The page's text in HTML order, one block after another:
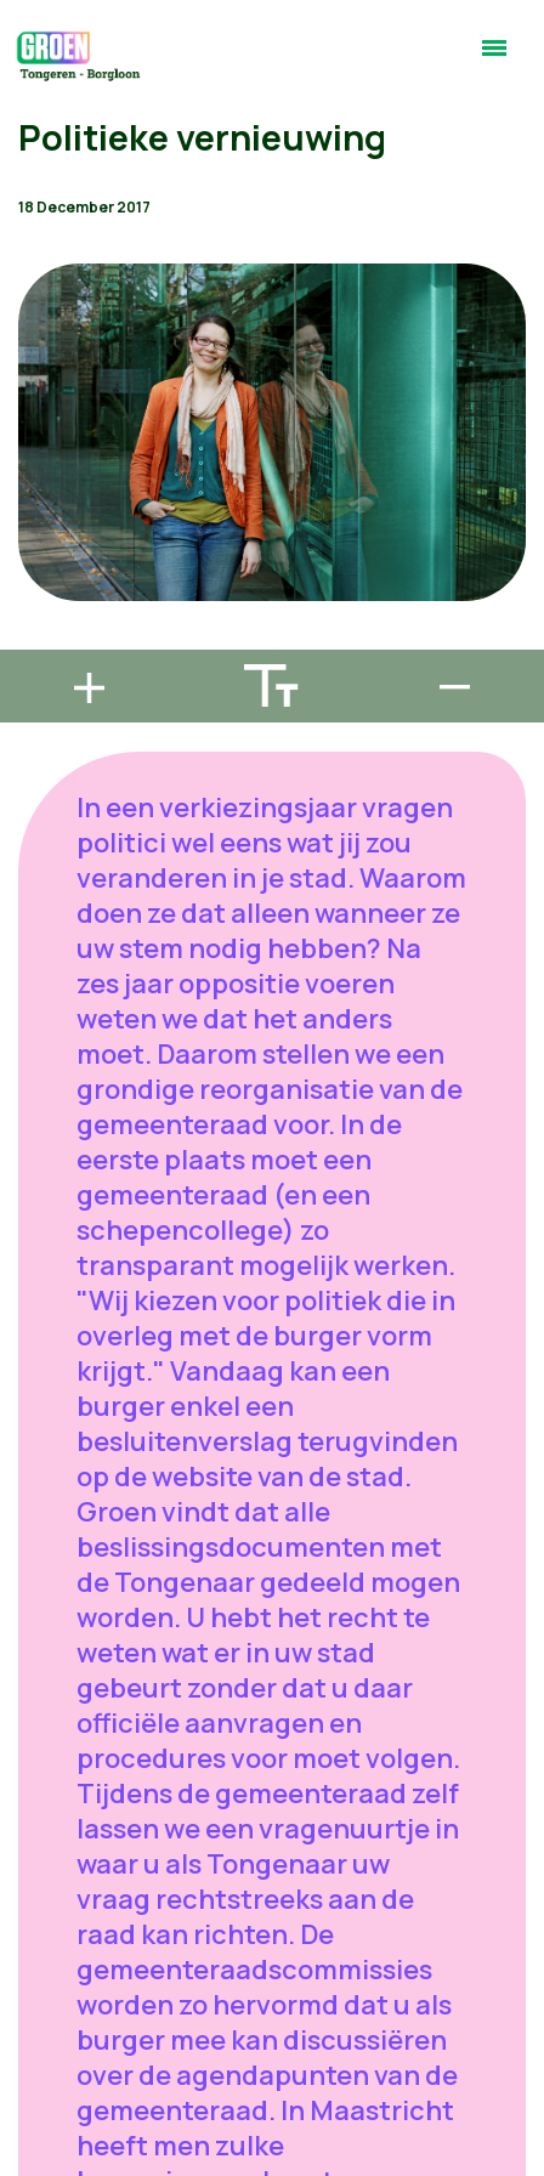
Politieke vernieuwing
18 December 2017
In een verkiezingsjaar vragen
politici wel eens wat jij zou
veranderen in je stad. Waarom
doen ze dat alleen wanneer ze
uw stem nodig hebben? Na
zes jaar oppositie voeren
weten we dat het anders
moet. Daarom stellen we een
grondige reorganisatie van de
gemeenteraad voor. In de
eerste plaats moet een
gemeenteraad (en een
schepencollege) zo
transparant mogelijk werken.
"Wij kiezen voor politiek die in
overleg met de burger vorm
krijgt." Vandaag kan een
burger enkel een
besluitenverslag terugvinden
op de website van de stad.
Groen vindt dat alle
beslissingsdocumenten met
de Tongenaar gedeeld mogen
worden. U hebt het recht te
weten wat er in uw stad
gebeurt zonder dat u daar
officiële aanvragen en
procedures voor moet volgen.
Tijdens de gemeenteraad zelf
lassen we een vragenuurtje in
waar u als Tongenaar uw
vraag rechtstreeks aan de
raad kan richten. De
gemeenteraadscommissies
worden zo hervormd dat u als
burger mee kan discussiëren
over de agendapunten van de
gemeenteraad. In Maastricht
heeft men zulke